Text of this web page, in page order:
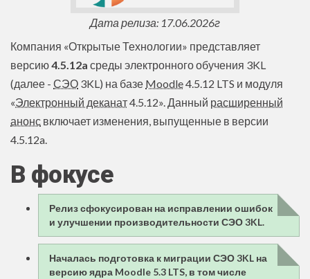
Дата релиза: 17.06.2026г
Компания «Открытые Технологии» представляет
версию4.5.12a среды электронного обучения 3KL
(далее - СЭО 3KL) на базе Moodle4.5.12 LTS и модуля
«Электронный деканат4.5.12». Данный расширенный
анонс включает изменения, выпущенные в версии
4.5.12a.
В фокусе
Релиз сфокусирован на исправлении ошибок
и улучшении производительности СЭО 3KL.
Началась подготовка к миграции СЭО 3KL на
версию ядра Moodle 5.3 LTS, в том числе